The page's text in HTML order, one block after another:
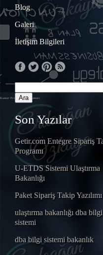
Blog
Galeri
İletişim Bilgileri
Son Yazılar
Getir.com Entegre Sipariş
Programı
U-ETDS Sistemi Ulaştırma
Bakanlığı
Paket Sipariş Takip Yazılımı
ulaştırma bakanlığı dba bilgi
sistemi
dba bilgi sistemi bakanlık
Kantar Programı Tır Kantarı